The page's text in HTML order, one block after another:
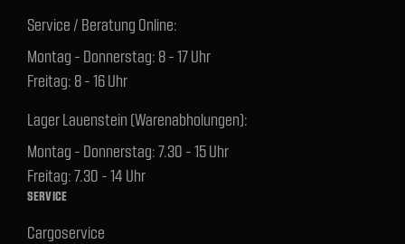
Service / Beratung Online:
Montag - Donnerstag: 8 - 17 Uhr
Freitag: 8 - 16 Uhr
Lager Lauenstein (Warenabholungen):
Montag - Donnerstag: 7.30 - 15 Uhr
Freitag: 7.30 - 14 Uhr
SERVICE
Cargoservice